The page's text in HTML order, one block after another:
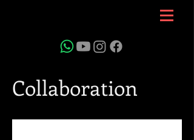
Collaboration